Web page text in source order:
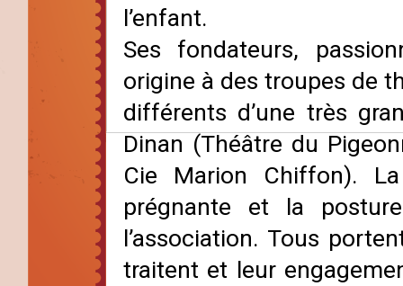
l’enfant.
Ses fondateurs,
origine à des troupes de
différents d’une très
Dinan (Théâtre du
Cie Marion Chiffon).
prégnante et la
l’association. Tous
traitent et leur